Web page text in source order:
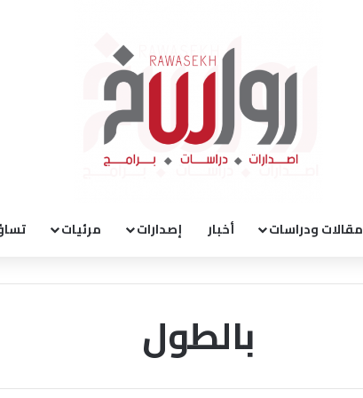
مقالات ودراسات أخبار إصدارات مرئيات
بالطول